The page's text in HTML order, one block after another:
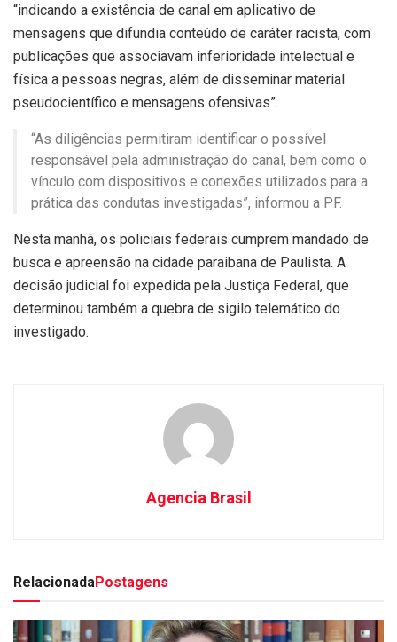
“indicando a existência de canal em aplicativo de
mensagens que difundia conteúdo de caráter racista, com
publicações que associavam inferioridade intelectual e
física a pessoas negras, além de disseminar material
pseudocientífico e mensagens ofensivas”.
“As diligências permitiram identificar o possível
responsável pela administração do canal, bem como o
vínculo com dispositivos e conexões utilizados para a
prática das condutas investigadas”, informou a PF.
Nesta manhã, os policiais federais cumprem mandado de
busca e apreensão na cidade paraibana de Paulista. A
decisão judicial foi expedida pela Justiça Federal, que
determinou também a quebra de sigilo telemático do
investigado.
Agencia Brasil
RelacionadaPostagens